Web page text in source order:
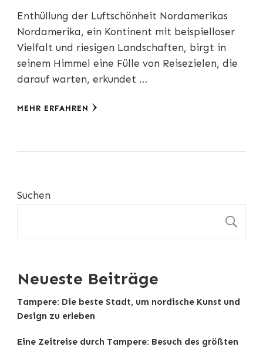
Enthüllung der Luftschönheit Nordamerikas
Nordamerika, ein Kontinent mit beispielloser
Vielfalt und riesigen Landschaften, birgt in
seinem Himmel eine Fülle von Reisezielen, die
darauf warten, erkundet …
MEHR ERFAHREN
Suchen
Neueste Beiträge
Tampere: Die beste Stadt, um nordische Kunst und
Design zu erleben
Eine Zeitreise durch Tampere: Besuch des größten